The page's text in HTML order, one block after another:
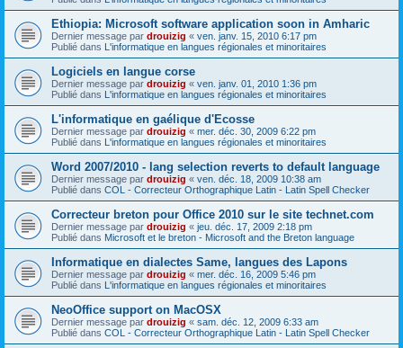
Ethiopia: Microsoft software application soon in Amharic
Dernier message par drouizig « ven. janv. 15, 2010 6:17 pm
Publié dans L'informatique en langues régionales et minoritaires
Logiciels en langue corse
Dernier message par drouizig « ven. janv. 01, 2010 1:36 pm
Publié dans L'informatique en langues régionales et minoritaires
L'informatique en gaélique d'Ecosse
Dernier message par drouizig « mer. déc. 30, 2009 6:22 pm
Publié dans L'informatique en langues régionales et minoritaires
Word 2007/2010 - lang selection reverts to default language
Dernier message par drouizig « ven. déc. 18, 2009 10:38 am
Publié dans COL - Correcteur Orthographique Latin - Latin Spell Checker
Correcteur breton pour Office 2010 sur le site technet.com
Dernier message par drouizig « jeu. déc. 17, 2009 2:18 pm
Publié dans Microsoft et le breton - Microsoft and the Breton language
Informatique en dialectes Same, langues des Lapons
Dernier message par drouizig « mer. déc. 16, 2009 5:46 pm
Publié dans L'informatique en langues régionales et minoritaires
NeoOffice support on MacOSX
Dernier message par drouizig « sam. déc. 12, 2009 6:33 am
Publié dans COL - Correcteur Orthographique Latin - Latin Spell Checker